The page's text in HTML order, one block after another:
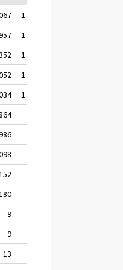
1 817
1 825
1 671
1 420
1 440
9
9
13